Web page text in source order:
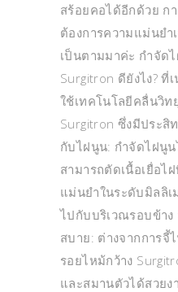
สร้อยคอได้อีกด้วย ก
ต้องการความแม่นยำ
เป็นตามมาค่ะ กำจัด
Surgitron ดียังไง? ที่
ใช้เทคโนโลยีคลื่นวิท
Surgitron ซึ่งมีประสิ
กับไฝนูน: กำจัดไฝนูน
สามารถตัดเนื้อเยื่อไ
แม่นยำในระดับมิลลิเ
ไปกับบริเวณรอบข้าง
สบาย: ต่างจากการ
รอยไหม้กว้าง
และสมานตัวได้สวยง